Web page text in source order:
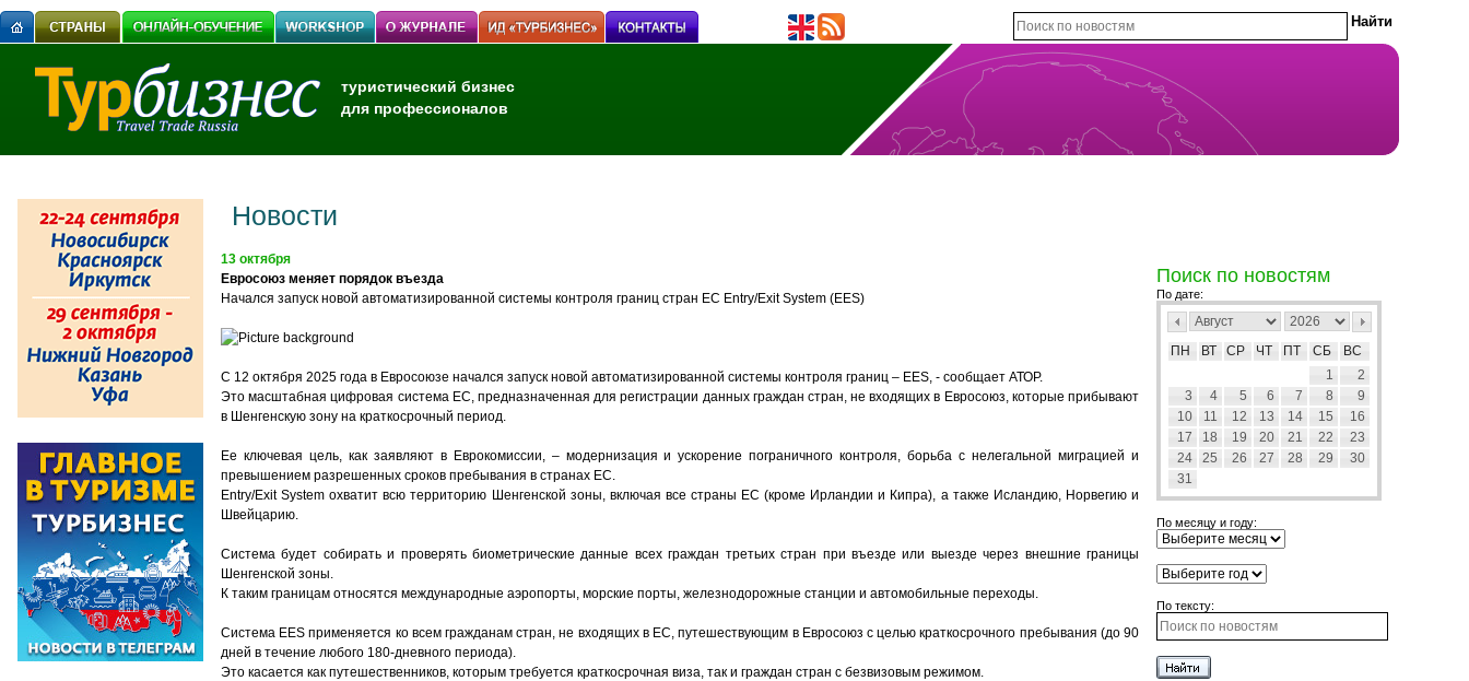
туристический бизнес
для профессионалов
Новости
13 октября
Евросоюз меняет порядок въезда
Начался запуск новой автоматизированной системы контроля границ cтран EC Entry/Exit System (EES)
С 12 октября 2025 года в Евросоюзе начался запуск новой автоматизированной системы контроля границ – EES, - сообщает АТОР.
Это масштабная цифровая система ЕС, предназначенная для регистрации данных граждан стран, не входящих в Евросоюз, которые прибывают
в Шенгенскую зону на краткосрочный период.
Ее ключевая цель, как заявляют в Еврокомиссии, – модернизация и ускорение пограничного контроля, борьба с нелегальной миграцией и
превышением разрешенных сроков пребывания в странах ЕС.
Entry/Exit System охватит всю территорию Шенгенской зоны, включая все страны ЕС (кроме Ирландии и Кипра), а также Исландию, Норвегию и
Швейцарию.
Система будет собирать и проверять биометрические данные всех граждан третьих стран при въезде или выезде через внешние границы
Шенгенской зоны.
К таким границам относятся международные аэропорты, морские порты, железнодорожные станции и автомобильные переходы.
Система EES применяется ко всем гражданам стран, не входящих в ЕС, путешествующим в Евросоюз с целью краткосрочного пребывания (до 90
дней в течение любого 180-дневного периода).
Это касается как путешественников, которым требуется краткосрочная виза, так и граждан стран с безвизовым режимом.
Поиск по новостям
По дате:
ПН ВТ СР ЧТ ПТ СБ
ВС
1
2
3
4 5 6 7 8
9
10
11 12 13 14 15
16
17
18 19 20 21 22
23
24
25 26 27 28 29
30
31
По месяцу и году:
По тексту: